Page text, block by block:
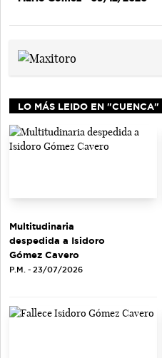
LO MÁS LEIDO EN "CUENCA"
Multitudinaria
despedida a Isidoro
Gómez Cavero
P.M. - 23/07/2026